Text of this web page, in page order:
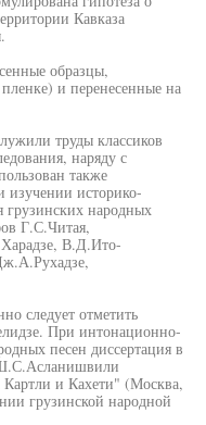
Кавказа
образцы,
и перенесенные на
труды классиков
наряду с
также
изучении историко-
грузинских народных
Г.С.Читая,
В.Д.Ито-
следует отметить
При интонационно-
песен диссертация в
Ш.С.Асланишвили
и Кахети" (Москва,
грузинской народной